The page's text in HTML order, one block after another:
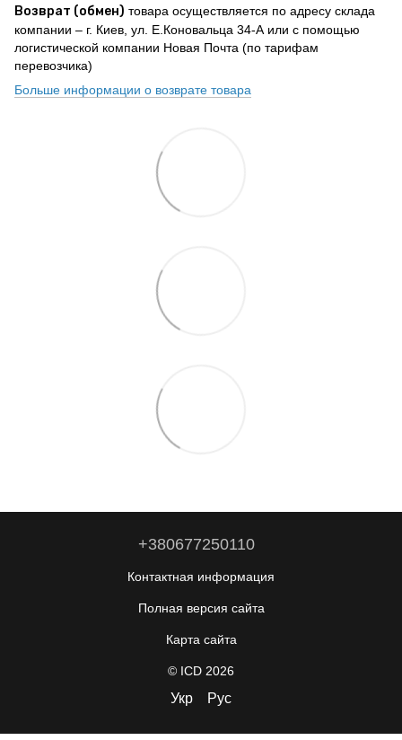
Возврат (обмен) товара осуществляется по адресу склада
компании – г. Киев, ул. Е.Коновальца 34-А или с помощью
логистической компании Новая Почта (по тарифам
перевозчика)
Больше информации о возврате товара
+380677250110
Контактная информация
Полная версия сайта
Карта сайта
© ICD 2026
Укр Рус